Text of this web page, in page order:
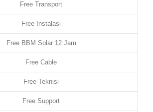
Free Transport
Free Instalasi
Free BBM Solar 12 Jam
Free Cable
Free Teknisi
Free Support